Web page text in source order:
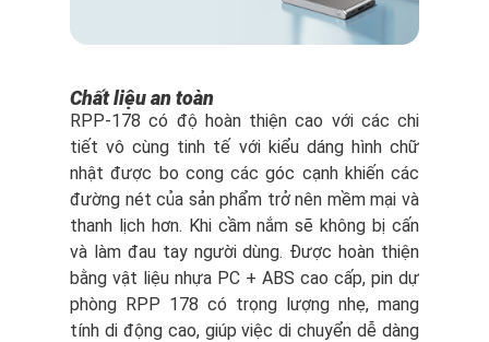
Chất liệu an toàn
RPP-178 có độ hoàn thiện cao với các chi
tiết vô cùng tinh tế với kiểu dáng hình chữ
nhật được bo cong các góc cạnh khiến các
đường nét của sản phẩm trở nên mềm mại và
thanh lịch hơn. Khi cầm nắm sẽ không bị cấn
và làm đau tay người dùng. Được hoàn thiện
bằng vật liệu nhựa PC + ABS cao cấp, pin dự
phòng RPP 178 có trọng lượng nhẹ, mang
tính di động cao, giúp việc di chuyển dễ dàng